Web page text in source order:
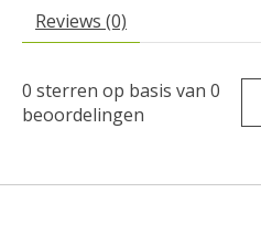
Reviews (0)
0 sterren op basis van 0
beoordelingen